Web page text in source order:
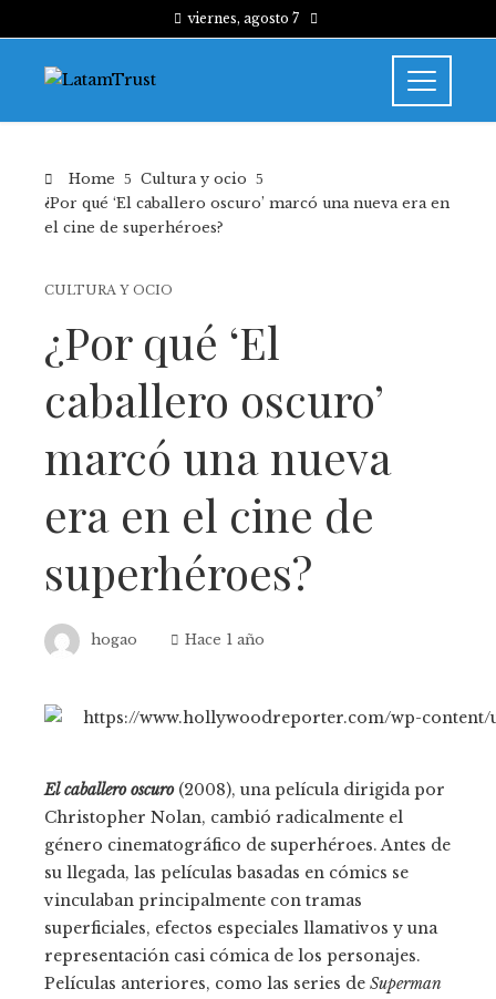
viernes, agosto 7
Home
Cultura y ocio
¿Por qué ‘El caballero oscuro’ marcó una nueva era en
el cine de superhéroes?
CULTURA Y OCIO
¿Por qué ‘El
caballero oscuro’
marcó una nueva
era en el cine de
superhéroes?
hogao Hace 1 año
El caballero oscuro(2008), una película dirigida por
Christopher Nolan, cambió radicalmente el
género cinematográfico de superhéroes. Antes de
su llegada, las películas basadas en cómics se
vinculaban principalmente con tramas
superficiales, efectos especiales llamativos y una
representación casi cómica de los personajes.
Películas anteriores, como las series de Superman